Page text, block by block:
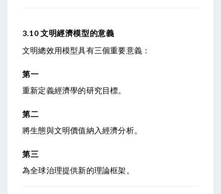
3.10 文明經濟模型的意義
文明總效用模型具有三個重要意義：
第一
重新定義經濟學的研究目標。
第二
將生態與文明價值納入經濟分析。
第三
為全球治理提供新的理論框架。